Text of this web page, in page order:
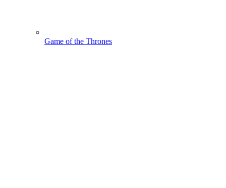
Game of the Thrones